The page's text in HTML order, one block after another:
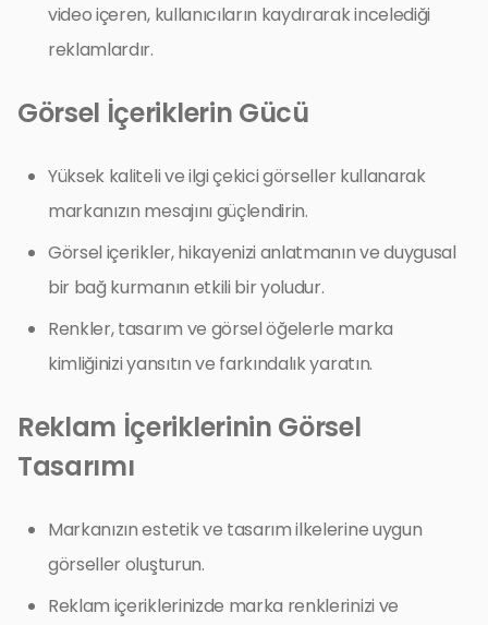
video içeren, kullanıcıların kaydırarak incelediği
reklamlardır.
Görsel İçeriklerin Gücü
Yüksek kaliteli ve ilgi çekici görseller kullanarak
markanızın mesajını güçlendirin.
Görsel içerikler, hikayenizi anlatmanın ve duygusal
bir bağ kurmanın etkili bir yoludur.
Renkler, tasarım ve görsel öğelerle marka
kimliğinizi yansıtın ve farkındalık yaratın.
Reklam İçeriklerinin Görsel
Tasarımı
Markanızın estetik ve tasarım ilkelerine uygun
görseller oluşturun.
Reklam içeriklerinizde marka renklerinizi ve